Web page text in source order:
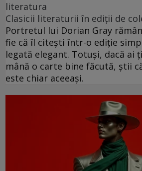
literatura
Clasicii literaturii în ediții de
Portretul lui Dorian Gray
fie că îl citești într-o ediție
legată elegant. Totuși, dacă ai
mână o carte bine făcută, știi
este chiar aceeași.